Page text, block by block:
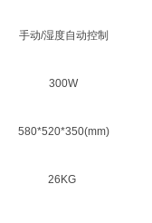
手动/湿度自动控制
300W
580*520*350(mm)
26KG